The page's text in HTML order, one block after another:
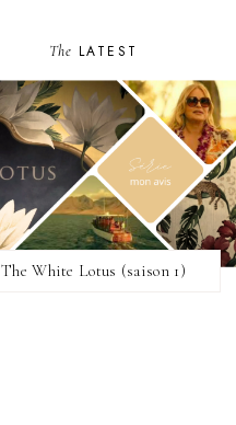
The LATEST
The White Lotus (saison 1)